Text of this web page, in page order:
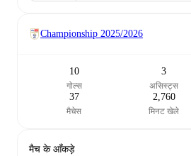
Championship 2025/2026
10
गोल्स
3
असिस्ट्स
37
मैचेस
2,760
मिनट खेले
मैच के आँकड़े